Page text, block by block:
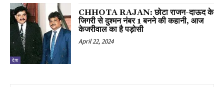
देश
CHHOTA RAJAN: छोटा राजन-दाऊद के
जिगरी से दुश्मन नंबर 1 बनने की कहानी, आज
केजरीवाल का है पड़ोसी
April 22, 2024